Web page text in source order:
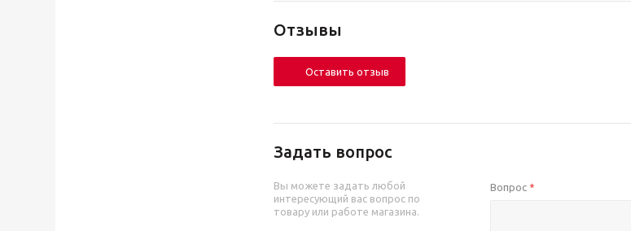
Отзывы
Оставить отзыв
Задать вопрос
Вы можете задать любой
интересующий вас вопрос по
товару или работе магазина.
Вопрос *